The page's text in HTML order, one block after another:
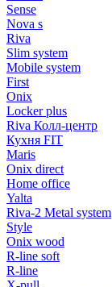
Sense
Nova s
Riva
Slim system
Mobile system
First
Onix
Locker plus
Riva Колл-центр
Кухня FIT
Maris
Onix direct
Home office
Yalta
Riva-2 Metal system
Style
Onix wood
R-line soft
R-line